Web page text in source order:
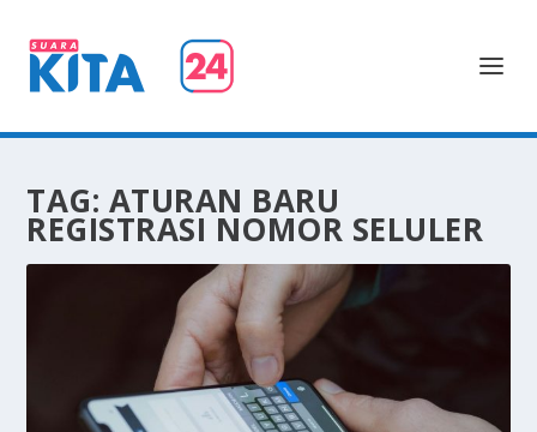
TAG: ATURAN BARU
REGISTRASI NOMOR SELULER